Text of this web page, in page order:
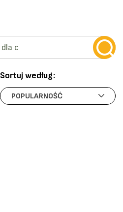
do
treści
Sortuj według: